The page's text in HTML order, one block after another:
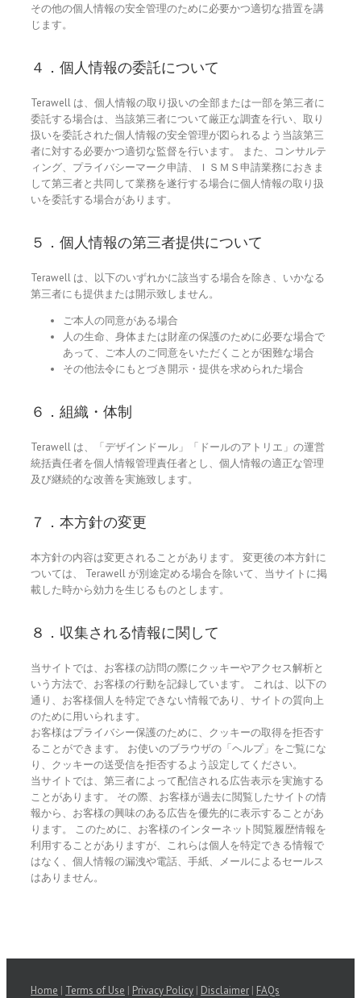
その他の個人情報の安全管理のために必要かつ適切な措置を講
じます。
４．個人情報の委託について
Terawell は、個人情報の取り扱いの全部または一部を第三者に
委託する場合は、当該第三者について厳正な調査を行い、取り
扱いを委託された個人情報の安全管理が図られるよう当該第三
者に対する必要かつ適切な監督を行います。 また、コンサルテ
ィング、プライバシーマーク申請、ＩＳＭＳ申請業務におきま
して第三者と共同して業務を遂行する場合に個人情報の取り扱
いを委託する場合があります。
５．個人情報の第三者提供について
Terawell は、以下のいずれかに該当する場合を除き、いかなる
第三者にも提供または開示致しません。
ご本人の同意がある場合
人の生命、身体または財産の保護のために必要な場合で
あって、ご本人のご同意をいただくことが困難な場合
その他法令にもとづき開示・提供を求められた場合
６．組織・体制
Terawell は、「デザインドール」「ドールのアトリエ」の運営
統括責任者を個人情報管理責任者とし、個人情報の適正な管理
及び継続的な改善を実施致します。
７．本方針の変更
本方針の内容は変更されることがあります。 変更後の本方針に
ついては、 Terawell が別途定める場合を除いて、当サイトに掲
載した時から効力を生じるものとします。
８．収集される情報に関して
当サイトでは、お客様の訪問の際にクッキーやアクセス解析と
いう方法で、お客様の行動を記録しています。 これは、以下の
通り、お客様個人を特定できない情報であり、サイトの質向上
のために用いられます。
お客様はプライバシー保護のために、クッキーの取得を拒否す
ることができます。 お使いのブラウザの「ヘルプ」をご覧にな
り、クッキーの送受信を拒否するよう設定してください。
当サイトでは、第三者によって配信される広告表示を実施する
ことがあります。 その際、お客様が過去に閲覧したサイトの情
報から、お客様の興味のある広告を優先的に表示することがあ
ります。 このために、お客様のインターネット閲覧履歴情報を
利用することがありますが、これらは個人を特定できる情報で
はなく、個人情報の漏洩や電話、手紙、メールによるセールス
はありません。
Home | Terms of Use | Privacy Policy | Disclaimer | FAQs